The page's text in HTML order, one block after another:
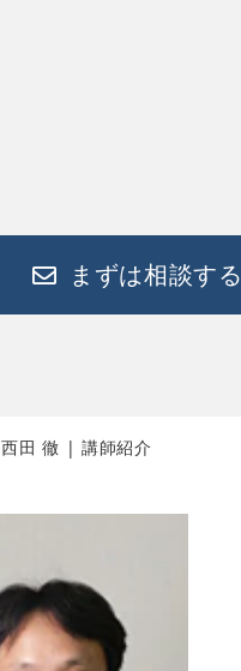
まずは相談する
西田 徹 | 講師紹介